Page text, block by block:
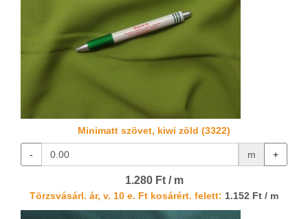
Minimatt szövet, kiwi zöld (3322)
- m +
1.280 Ft / m
Törzsvásárl. ár, v. 10 e. Ft kosárért. felett: 1.152 Ft / m